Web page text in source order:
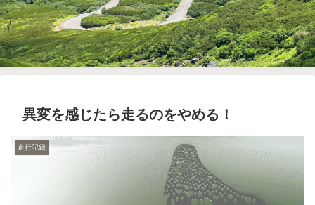
異変を感じたら走るのをやめる！
走行記録